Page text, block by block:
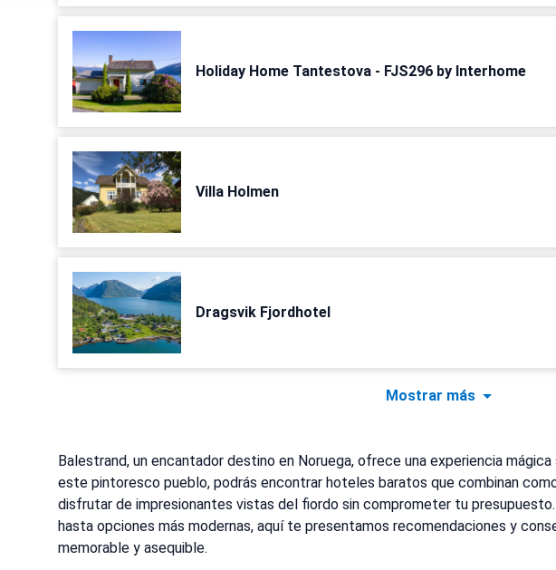
Holiday Home Tantestova - FJS296 by Interhome
Villa Holmen
Dragsvik Fjordhotel
Mostrar más
Balestrand, un encantador destino en Noruega, ofrece una experiencia
este pintoresco pueblo, podrás encontrar hoteles baratos que combinan
disfrutar de impresionantes vistas del fiordo sin comprometer tu
hasta opciones más modernas, aquí te presentamos recomendaciones y
memorable y asequible.